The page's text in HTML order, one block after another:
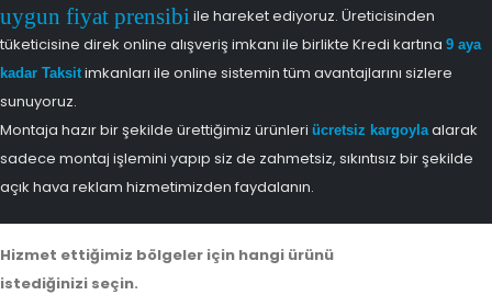
uygun fiyat prensibi ile hareket ediyoruz. Üreticisinden
tüketicisine direk online alışveriş imkanı ile birlikte Kredi kartına 9 aya
kadar Taksitimkanları ile online sistemin tüm avantajlarını sizlere
sunuyoruz.
Montaja hazır bir şekilde ürettiğimiz ürünleri ücretsiz kargoylaalarak
sadece montaj işlemini yapıp siz de zahmetsiz, sıkıntısız bir şekilde
açık hava reklam hizmetimizden faydalanın.
Hizmet ettiğimiz bölgeler için hangi ürünü
istediğinizi seçin.